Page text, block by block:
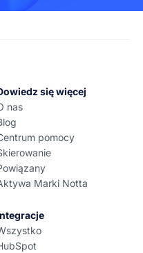
w różnych
swoich danych.
się więcej
nas
pomocy
Marki Notta